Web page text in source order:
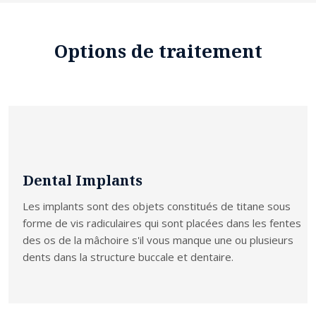
Options de traitement
Dental Implants
Les implants sont des objets constitués de titane sous
forme de vis radiculaires qui sont placées dans les fentes
des os de la mâchoire s'il vous manque une ou plusieurs
dents dans la structure buccale et dentaire.